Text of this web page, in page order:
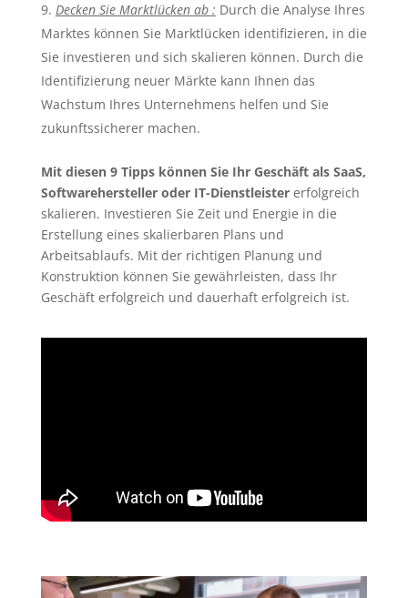
Decken Sie Marktlücken ab : Durch die Analyse Ihres
Marktes können Sie Marktlücken identifizieren, in die
Sie investieren und sich skalieren können. Durch die
Identifizierung neuer Märkte kann Ihnen das
Wachstum Ihres Unternehmens helfen und Sie
zukunftssicherer machen.
Mit diesen 9 Tipps können Sie Ihr Geschäft als SaaS,
Softwarehersteller oder IT-Dienstleistererfolgreich
skalieren. Investieren Sie Zeit und Energie in die
Erstellung eines skalierbaren Plans und
Arbeitsablaufs. Mit der richtigen Planung und
Konstruktion können Sie gewährleisten, dass Ihr
Geschäft erfolgreich und dauerhaft erfolgreich ist.